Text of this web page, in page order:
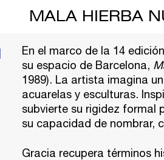
MALA HIERBA
En el marco de la 14
su espacio de Barcelona,
1989). La artista imagina
acuarelas y esculturas.
subvierte su rigidez formal
su capacidad de nombrar,
Gracia recupera términos